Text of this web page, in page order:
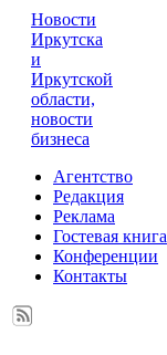
Новости
Иркутска
и
Иркутской
области,
новости
бизнеса
Агентство
Редакция
Реклама
Гостевая книга
Конференции
Контакты